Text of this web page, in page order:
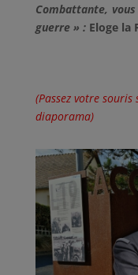
Combattante,
guerre » : Eloge la
(Passez votre
diaporama)